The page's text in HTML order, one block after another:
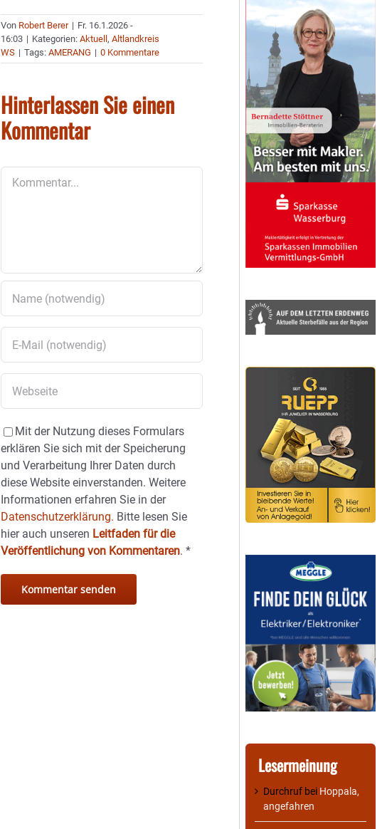
Von Robert Berer | Fr. 16.1.2026 -
16:03 | Kategorien:Aktuell,Altlandkreis
WS | Tags:AMERANG | 0 Kommentare
Hinterlassen Sie einen
Kommentar
Mit der Nutzung dieses Formulars
erklären Sie sich mit der Speicherung
und Verarbeitung Ihrer Daten durch
diese Website einverstanden. Weitere
Informationen erfahren Sie in der
Datenschutzerklärung. Bitte lesen Sie
hier auch unseren Leitfaden für die
Veröffentlichung von Kommentaren.*
Lesermeinung
Durchruf bei Hoppala,
angefahren